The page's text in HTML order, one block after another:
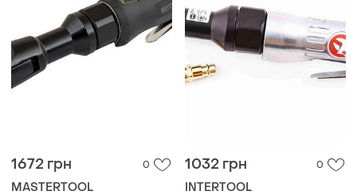
1672 грн 0
MASTERTOOL
1032 грн 0
INTERTOOL